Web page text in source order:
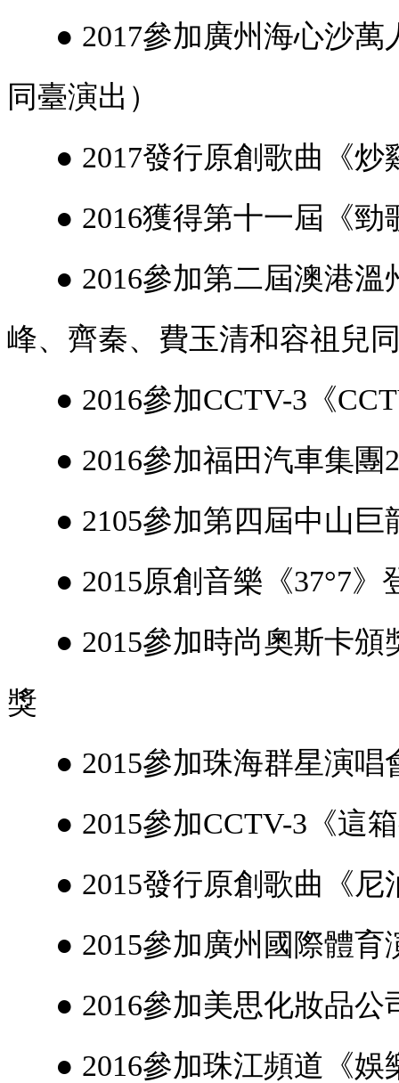
● 2017參加廣州海心沙
同臺演出）
● 2017發行原創歌曲《炒
● 2016獲得第十一屆《勁
● 2016參加第二屆澳港溫
峰、齊秦、費玉清和容祖兒
● 2016參加CCTV-3《
● 2016參加福田汽車集團
● 2105參加第四屆中山巨
● 2015原創音樂《37°7》
● 2015參加時尚奧斯卡頒
獎
● 2015參加珠海群星演唱
● 2015參加CCTV-3《這
● 2015發行原創歌曲《尼
● 2015參加廣州國際體育
● 2016參加美思化妝品公
● 2016參加珠江頻道《娛